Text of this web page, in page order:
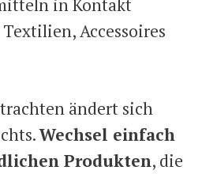
in Kontakt
Textilien, Accessoires
ändert sich
Wechsel einfach
Produkten, die